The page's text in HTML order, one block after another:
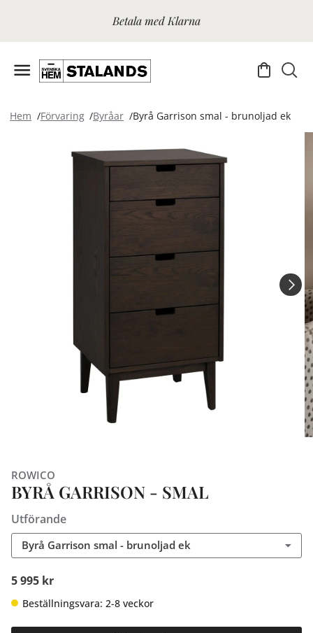
Betala med Klarna
Hem Förvaring Byråar Byrå Garrison smal - brunoljad ek
ROWICO
BYRÅ GARRISON - SMAL
Utförande
Byrå Garrison smal - brunoljad ek
5 995 kr
Beställningsvara: 2-8 veckor